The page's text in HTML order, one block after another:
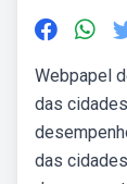
Webpapel
das
das